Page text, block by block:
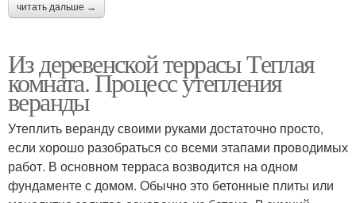
читать дальше →
Из деревенской террасы Теплая
комната. Процесс утепления
веранды
Утеплить веранду своими руками достаточно просто,
если хорошо разобраться со всеми этапами проводимых
работ. В основном терраса возводится на одном
фундаменте с домом. Обычно это бетонные плиты или